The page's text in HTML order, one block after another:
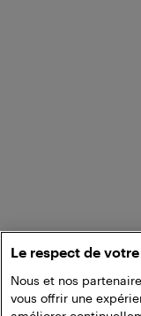
Le respect de
Nous et nos
vous offrir une